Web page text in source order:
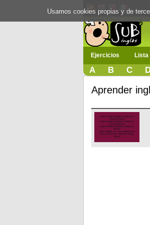
Ejercicios
A B C
Aprender
Usamos cookies propias y de